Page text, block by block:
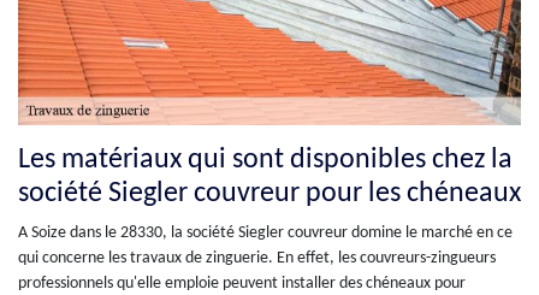
Les matériaux qui sont disponibles chez la
société Siegler couvreur pour les chéneaux
A Soize dans le 28330, la société Siegler couvreur domine le marché en ce
qui concerne les travaux de zinguerie. En effet, les couvreurs-zingueurs
professionnels qu'elle emploie peuvent installer des chéneaux pour